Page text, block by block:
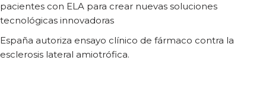
pacientes con ELA para crear nuevas soluciones
tecnológicas innovadoras
España autoriza ensayo clínico de fármaco contra la
esclerosis lateral amiotrófica.